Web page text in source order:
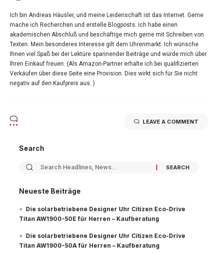
Ich bin Andreas Häusler, und meine Leidenschaft ist das Internet. Gerne
mache ich Recherchen und erstelle Blogposts. Ich habe einen
akademischen Abschluß und beschäftige mich gerne mit Schreiben von
Texten. Mein besonderes Interesse gilt dem Uhrenmarkt. Ich wünsche
Ihnen viel Spaß bei der Lektüre spannender Beiträge und würde mich über
Ihren Einkauf freuen. (Als Amazon-Partner erhalte ich bei qualifizierten
Verkäufen über diese Seite eine Provision. Dies wirkt sich für Sie nicht
negativ auf den Kaufpreis aus. )
LEAVE A COMMENT
Search
Neueste Beiträge
Die solarbetriebene Designer Uhr Citizen Eco-Drive
Titan AW1900-50E für Herren – Kaufberatung
Die solarbetriebene Designer Uhr Citizen Eco-Drive
Titan AW1900-50A für Herren – Kaufberatung